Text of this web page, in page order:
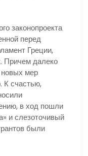
перед
Греции,
Причем далеко
новых мер
К счастью,
в ход пошли
и слезоточивый
были